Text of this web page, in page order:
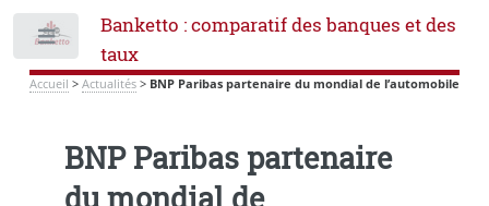
Banketto : comparatif des banques et des
taux
Accueil > Actualités> BNP Paribas partenaire du mondial de l’automobile
BNP Paribas partenaire
du mondial de